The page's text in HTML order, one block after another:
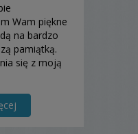
Wam piękne
na bardzo
pamiątką.
się z moją